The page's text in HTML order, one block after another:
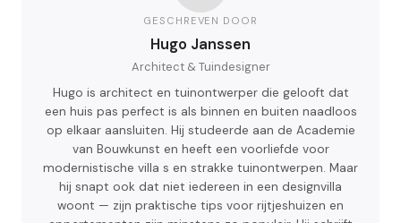
GESCHREVEN DOOR
Hugo Janssen
Architect & Tuindesigner
Hugo is architect en tuinontwerper die gelooft dat
een huis pas perfect is als binnen en buiten naadloos
op elkaar aansluiten. Hij studeerde aan de Academie
van Bouwkunst en heeft een voorliefde voor
modernistische villa s en strakke tuinontwerpen. Maar
hij snapt ook dat niet iedereen in een designvilla
woont — zijn praktische tips voor rijtjeshuizen en